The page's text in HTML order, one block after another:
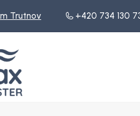
Trutnov +420 734 130